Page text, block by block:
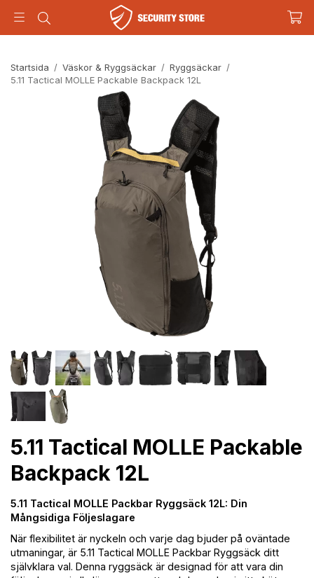
Startsida / Väskor & Ryggsäckar / Ryggsäckar /
5.11 Tactical MOLLE Packable Backpack 12L
5.11 Tactical MOLLE Packable
Backpack 12L
5.11 Tactical MOLLE Packbar Ryggsäck 12L: Din
Mångsidiga Följeslagare
När flexibilitet är nyckeln och varje dag bjuder på oväntade
utmaningar, är 5.11 Tactical MOLLE Packbar Ryggsäck ditt
självklara val. Denna ryggsäck är designad för att vara din